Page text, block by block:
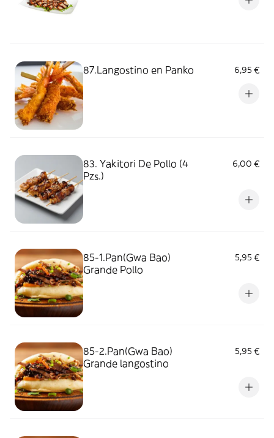
87.Langostino en Panko 6,95 €
83. Yakitori De Pollo (4
Pzs.)
6,00 €
85-1.Pan(Gwa Bao)
Grande Pollo
5,95 €
85-2.Pan(Gwa Bao)
Grande langostino
5,95 €